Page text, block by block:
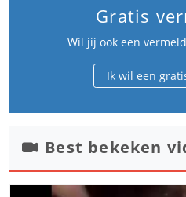
Gratis
Wil jij ook een
Ik wil een
Best bekeken